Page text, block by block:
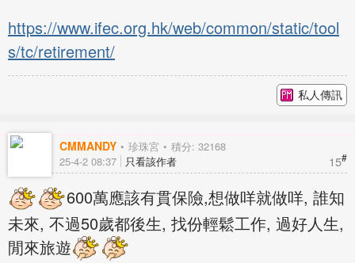
https://www.ifec.org.hk/web/common/static/tool
s/tc/retirement/
私人傳訊
CMMANDY 珍珠宮 積分: 32168
15#
25-4-2 08:37 只看該作者
600萬應該有貫保險,想做咩就做咩, 誰知
未來, 不過50歲都後生, 找份輕鬆工作, 過好人生,
閒來旅遊